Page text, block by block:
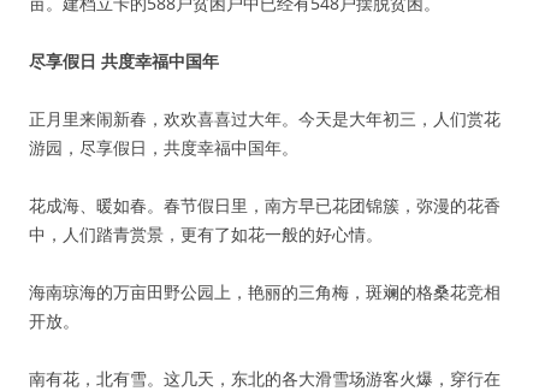
尽享假日 共度幸福中国年
正月里来闹新春，欢欢喜喜过大年。今天是大年初三，人们赏花
游园，尽享假日，共度幸福中国年。
花成海、暖如春。春节假日里，南方早已花团锦簇，弥漫的花香
中，人们踏青赏景，更有了如花一般的好心情。
海南琼海的万亩田野公园上，艳丽的三角梅，斑斓的格桑花竞相
开放。
南有花，北有雪。这几天，东北的各大滑雪场游客火爆，穿行在